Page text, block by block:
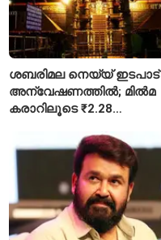
ശബരിമല നെയ്യ് ഇടപാട്
അന്വേഷണത്തിൽ; മിൽമ
കരാറിലൂടെ ₹2.28
എഫ്ഐആർ